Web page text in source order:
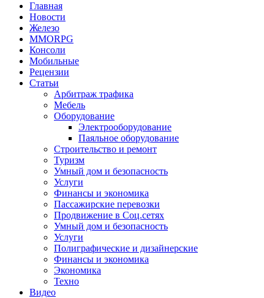
Главная
Новости
Железо
MMORPG
Консоли
Мобильные
Рецензии
Статьи
Арбитраж трафика
Мебель
Оборудование
Электрооборудование
Паяльное оборудование
Строительство и ремонт
Туризм
Умный дом и безопасность
Услуги
Финансы и экономика
Пассажирские перевозки
Продвижение в Соц.сетях
Умный дом и безопасность
Услуги
Полиграфические и дизайнерские
Финансы и экономика
Экономика
Техно
Видео